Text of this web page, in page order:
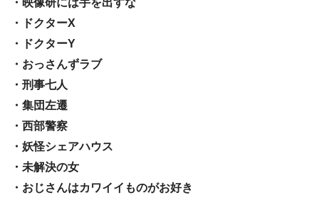
・映像研には手を出すな
・ドクターX
・ドクターY
・おっさんずラブ
・刑事七人
・集団左遷
・西部警察
・妖怪シェアハウス
・未解決の女
・おじさんはカワイイものがお好き